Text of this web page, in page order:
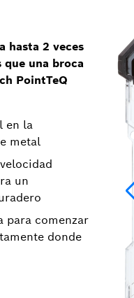
hasta 2 veces
que una broca
PointTeQ
en la
metal
un
para comenzar
donde